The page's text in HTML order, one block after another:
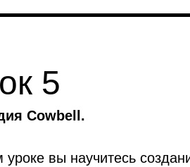
5
Cowbell.
уроке вы научитесь